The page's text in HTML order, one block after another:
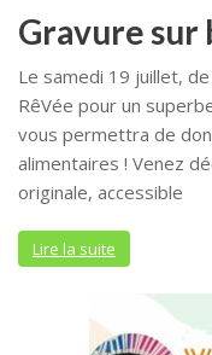
Gravure sur
Le samedi 19 juillet,
RêVée pour un
vous permettra de
alimentaires ! Venez
originale, accessible
Lire la suite